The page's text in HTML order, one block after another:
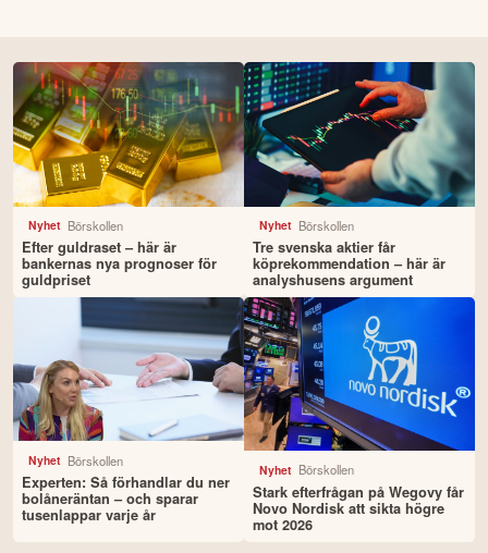
Nyhet Börskollen
Efter guldraset – här är
bankernas nya prognoser för
guldpriset
Nyhet Börskollen
Tre svenska aktier får
köprekommendation – här är
analyshusens argument
Nyhet Börskollen
Experten: Så förhandlar du ner
bolåneräntan – och sparar
tusenlappar varje år
Nyhet Börskollen
Stark efterfrågan på Wegovy får
Novo Nordisk att sikta högre
mot 2026